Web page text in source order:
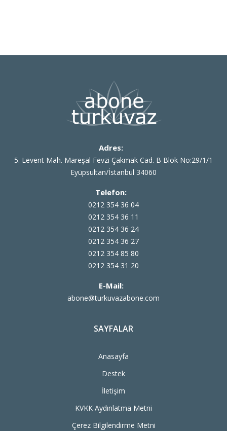
Adres:
5. Levent Mah. Mareşal Fevzi Çakmak Cad. B Blok No:29/1/1
Eyüpsultan/İstanbul 34060
Telefon:
0212 354 36 04
0212 354 36 11
0212 354 36 24
0212 354 36 27
0212 354 85 80
0212 354 31 20
E-Mail:
abone@turkuvazabone.com
SAYFALAR
Anasayfa
Destek
İletişim
KVKK Aydınlatma Metni
Çerez Bilgilendirme Metni